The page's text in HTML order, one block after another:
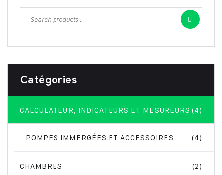
Catégories
CALCULATEUR, INDICATEURS ET MESUREURS (4)
POMPES IMMERGÉES ET ACCESSOIRES (4)
CHAMBRES (2)